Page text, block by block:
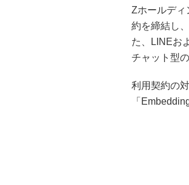
Zホールディ
約を締結し
た、LINEお
チャット型
利用契約の
「